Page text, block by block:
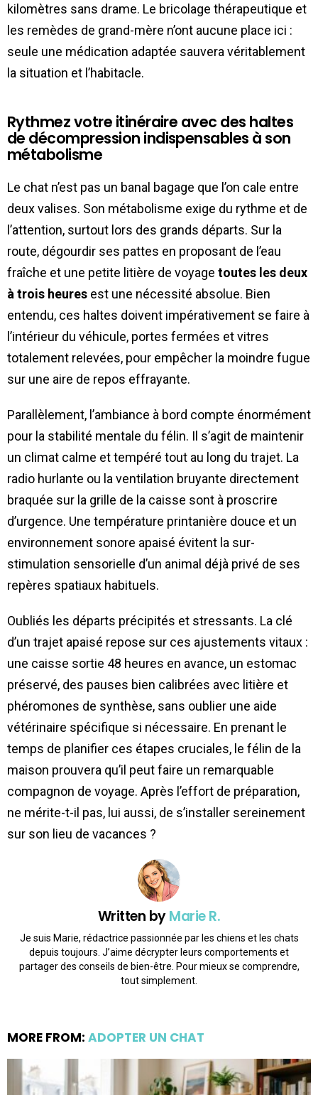
kilomètres sans drame. Le bricolage thérapeutique et
les remèdes de grand-mère n’ont aucune place ici :
seule une médication adaptée sauvera véritablement
la situation et l’habitacle.
Rythmez votre itinéraire avec des haltes
de décompression indispensables à son
métabolisme
Le chat n’est pas un banal bagage que l’on cale entre
deux valises. Son métabolisme exige du rythme et de
l’attention, surtout lors des grands départs. Sur la
route, dégourdir ses pattes en proposant de l’eau
fraîche et une petite litière de voyage toutes les deux
à trois heures est une nécessité absolue. Bien
entendu, ces haltes doivent impérativement se faire à
l’intérieur du véhicule, portes fermées et vitres
totalement relevées, pour empêcher la moindre fugue
sur une aire de repos effrayante.
Parallèlement, l’ambiance à bord compte énormément
pour la stabilité mentale du félin. Il s’agit de maintenir
un climat calme et tempéré tout au long du trajet. La
radio hurlante ou la ventilation bruyante directement
braquée sur la grille de la caisse sont à proscrire
d’urgence. Une température printanière douce et un
environnement sonore apaisé évitent la sur-
stimulation sensorielle d’un animal déjà privé de ses
repères spatiaux habituels.
Oubliés les départs précipités et stressants. La clé
d’un trajet apaisé repose sur ces ajustements vitaux :
une caisse sortie 48 heures en avance, un estomac
préservé, des pauses bien calibrées avec litière et
phéromones de synthèse, sans oublier une aide
vétérinaire spécifique si nécessaire. En prenant le
temps de planifier ces étapes cruciales, le félin de la
maison prouvera qu’il peut faire un remarquable
compagnon de voyage. Après l’effort de préparation,
ne mérite-t-il pas, lui aussi, de s’installer sereinement
sur son lieu de vacances ?
Written byMarie R.
Je suis Marie, rédactrice passionnée par les chiens et les chats
depuis toujours. J’aime décrypter leurs comportements et
partager des conseils de bien-être. Pour mieux se comprendre,
tout simplement.
MORE FROM: ADOPTER UN CHAT